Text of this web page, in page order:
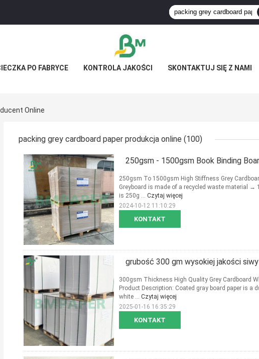
PO FABRYCE KONTROLA JAKOŚCI SKONTAKTUJ SIĘ Z NAMI
Online
packing grey cardboard paper produkcja online (100)
250gsm - 1500gsm Book Binding
KONTAKT
250gsm To 1500gsm High Stiffness Grey
Greyboard is made of a recycled waste material →
is 250g ... Czytaj więcej
2024-10-12 11:10:29
grubość 300 gm wysokiej jakości
KONTAKT
300gsm Thickness High Quality Grey Cardboard
Product Description: Coated gray board paper is a
white ... Czytaj więcej
2025-01-16 16:35:29